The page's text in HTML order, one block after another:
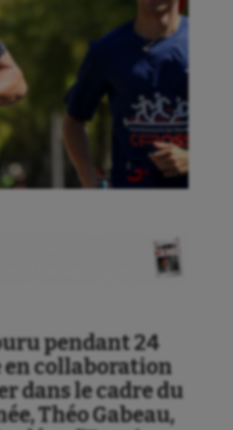
pendant 24
en collaboration
dans le cadre du
Théo Gabeau,